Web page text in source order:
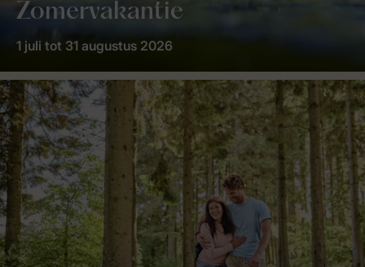
Zomervakantie
1 juli tot 31 augustus 2026